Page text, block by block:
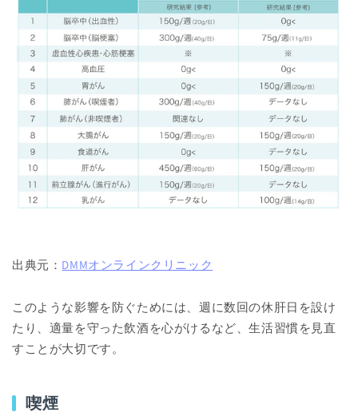
出典元： DMMオンラインクリニック
このような影響を防ぐためには、週に数回の休肝日を設け
たり、適量を守った飲酒を心がけるなど、生活習慣を見直
すことが大切です。
喫煙